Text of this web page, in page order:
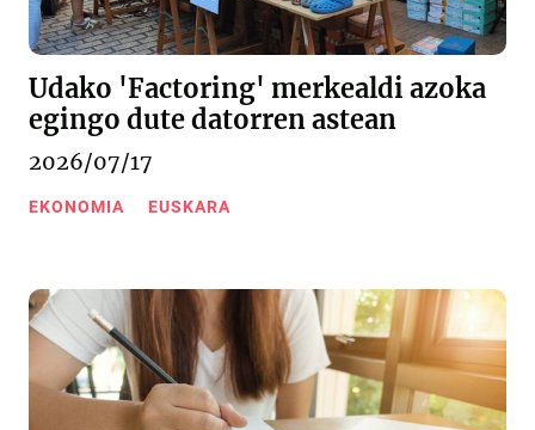
Udako 'Factoring' merkealdi azoka
egingo dute datorren astean
2026/07/17
EKONOMIA EUSKARA